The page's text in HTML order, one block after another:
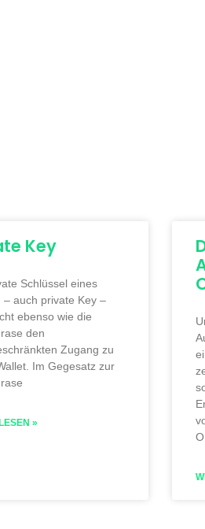
Key
Schlüssel eines
auch private Key –
ebenso wie die
den
Zugang zu
Im Gegesatz zur
»